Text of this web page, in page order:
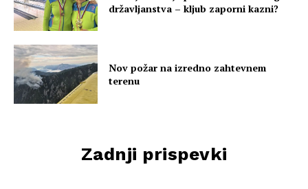
državljanstva – kljub zaporni kazni?
Nov požar na izredno zahtevnem
terenu
Zadnji prispevki